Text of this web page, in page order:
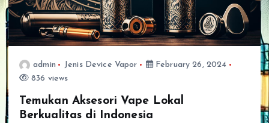
admin Jenis Device Vapor
February 26, 2024
836 views
Temukan Aksesori Vape Lokal
Berkualitas di Indonesia